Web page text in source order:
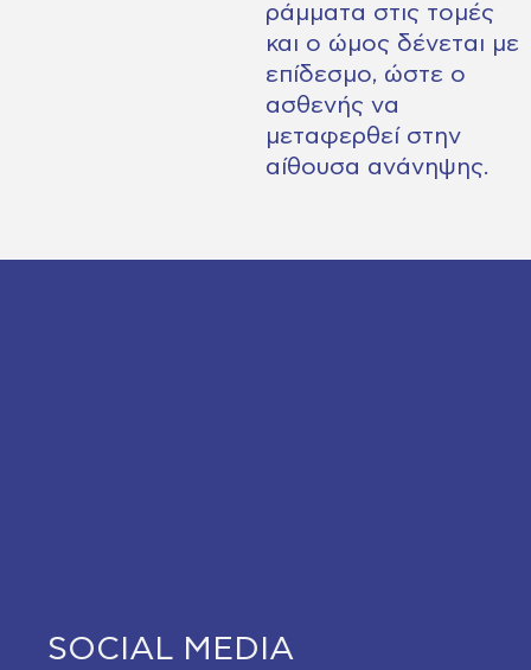
ράμματα στις τομές
και ο ώμος δένεται με
επίδεσμο, ώστε ο
ασθενής να
μεταφερθεί στην
αίθουσα ανάνηψης.
SOCIAL MEDIA